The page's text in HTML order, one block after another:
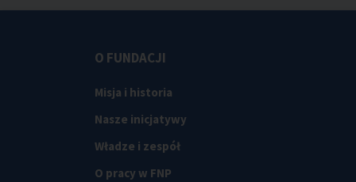
O FUNDACJI
Misja i historia
Nasze inicjatywy
Władze i zespół
O pracy w FNP